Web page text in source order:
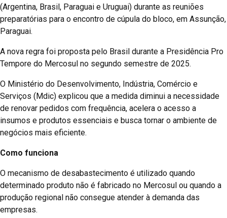
(Argentina, Brasil, Paraguai e Uruguai) durante as reuniões
preparatórias para o encontro de cúpula do bloco, em Assunção,
Paraguai.
A nova regra foi proposta pelo Brasil durante a Presidência Pro
Tempore do Mercosul no segundo semestre de 2025.
O Ministério do Desenvolvimento, Indústria, Comércio e
Serviços (Mdic) explicou que a medida diminui a necessidade
de renovar pedidos com frequência, acelera o acesso a
insumos e produtos essenciais e busca tornar o ambiente de
negócios mais eficiente.
Como funciona
O mecanismo de desabastecimento é utilizado quando
determinado produto não é fabricado no Mercosul ou quando a
produção regional não consegue atender à demanda das
empresas.